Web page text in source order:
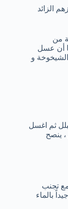
الزائد
من
أن عسل
و
ثم اغسل
ينصح
تجنب
اشطفه جيداً بالماء